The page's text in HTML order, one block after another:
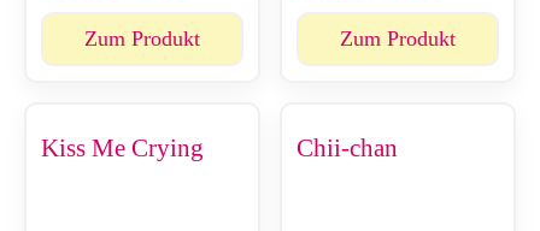
Zum Produkt Zum Produkt
Kiss Me Crying Chii-chan